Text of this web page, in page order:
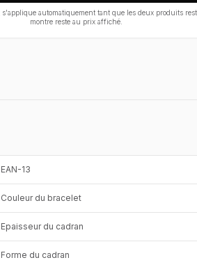
automatiquement tant que les deux produits
montre reste au prix affiché.
EAN-13
Couleur du bracelet
Epaisseur du cadran
Forme du cadran